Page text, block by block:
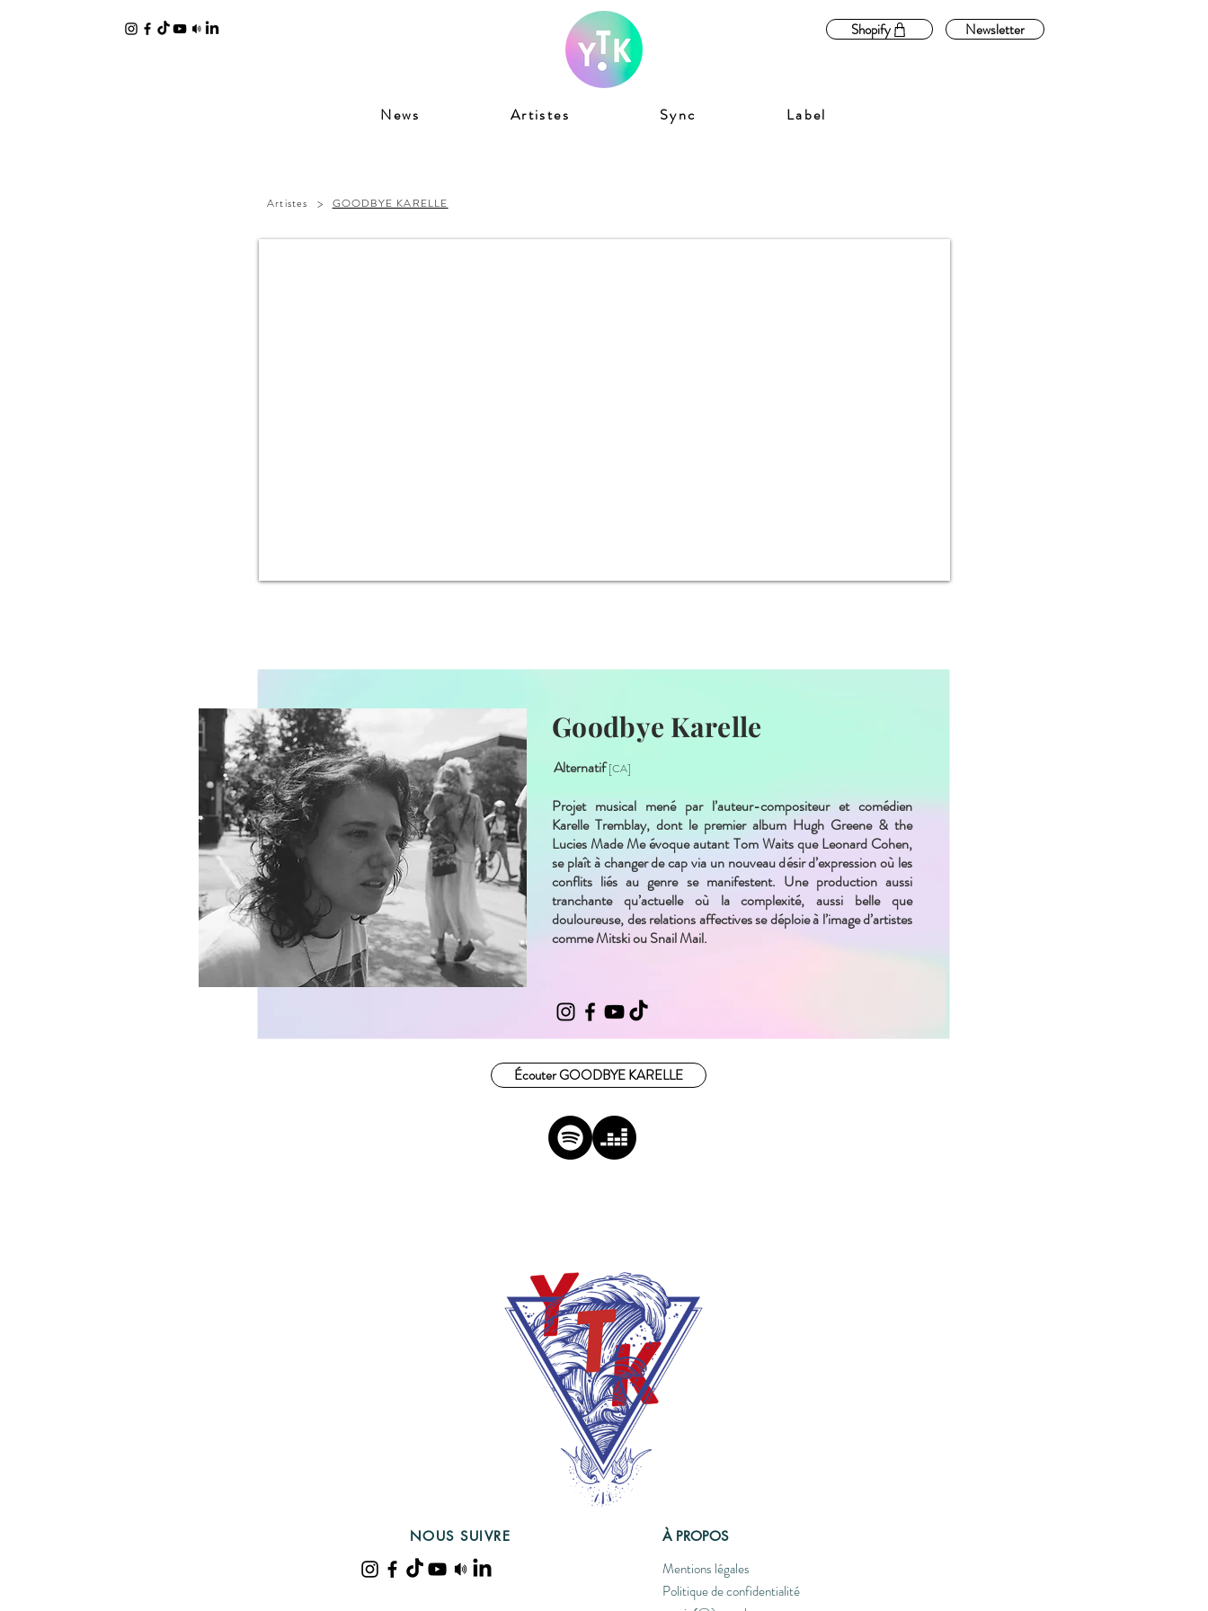
Shopify Newsletter
News Artistes Sync Label
Artistes > GOODBYE KARELLE
Alternatif[CA]
Projet musical mené par l’auteur-compositeur et comédien
Karelle Tremblay, dont le premier album Hugh Greene & the
Lucies Made Me évoque autant Tom Waits que Leonard Cohen,
se plaît à changer de cap via un nouveau désir d’expression où les
conflits liés au genre se manifestent. Une production aussi
tranchante qu’actuelle où la complexité, aussi belle que
douloureuse, des relations affectives se déploie à l’image d’artistes
comme Mitski ou Snail Mail.
Écouter GOODBYE KARELLE
Goodbye Karelle
NOUS SUIVRE À PROPOS
Mentions légales
Politique de confidentialité